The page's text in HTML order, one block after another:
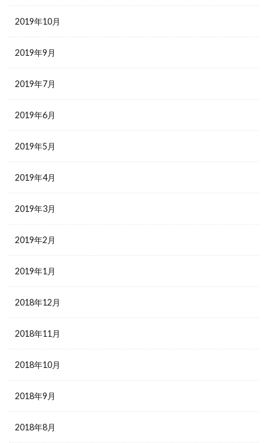
2019年10月
2019年9月
2019年7月
2019年6月
2019年5月
2019年4月
2019年3月
2019年2月
2019年1月
2018年12月
2018年11月
2018年10月
2018年9月
2018年8月